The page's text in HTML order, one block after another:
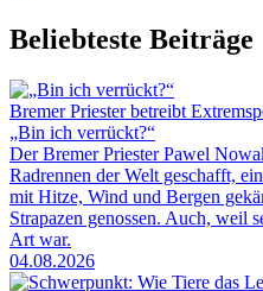
Beliebteste Beiträge
Bremer Priester betreibt
„Bin ich verrückt?“
Der Bremer Priester Pawel
Radrennen der Welt geschafft,
mit Hitze, Wind und Bergen
Strapazen genossen. Auch, weil
Art war.
04.08.2026